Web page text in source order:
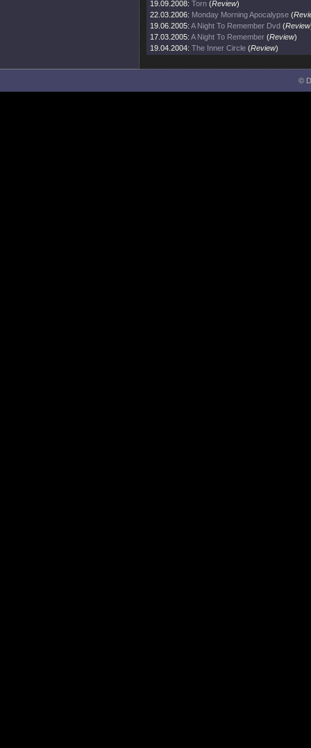
19.09.2008: Torn (Review)
22.03.2006: Monday Morning Apocalypse (
19.06.2005: A Night To Remember Dvd (Review
17.03.2005: A Night To Remember (Review)
19.04.2004: The Inner Circle (Review)
©